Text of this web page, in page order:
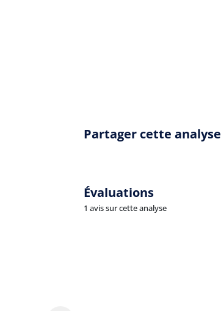
Partager cette analyse
Évaluations
1 avis sur cette analyse